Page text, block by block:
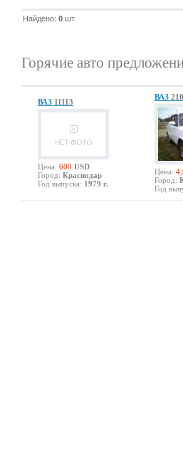
Найдено:0 шт.
Горячие авто
ВАЗ 11113
Цена: 600 USD
Город: Краснодар
Год выпуска: 1979 г.
ВАЗ
Цена:
Город:
Год